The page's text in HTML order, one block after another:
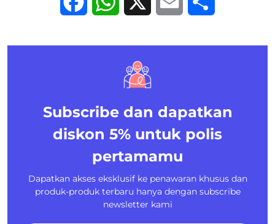
Subscribe dan dapatkan
diskon 5% untuk polis
pertamamu
Dapatkan akses eksklusif ke penawaran khusus dan
produk-produk terbaru hanya dengan subscribe
newsletter kami